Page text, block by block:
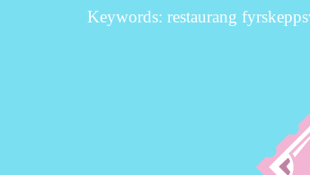
Keywords: restaurang